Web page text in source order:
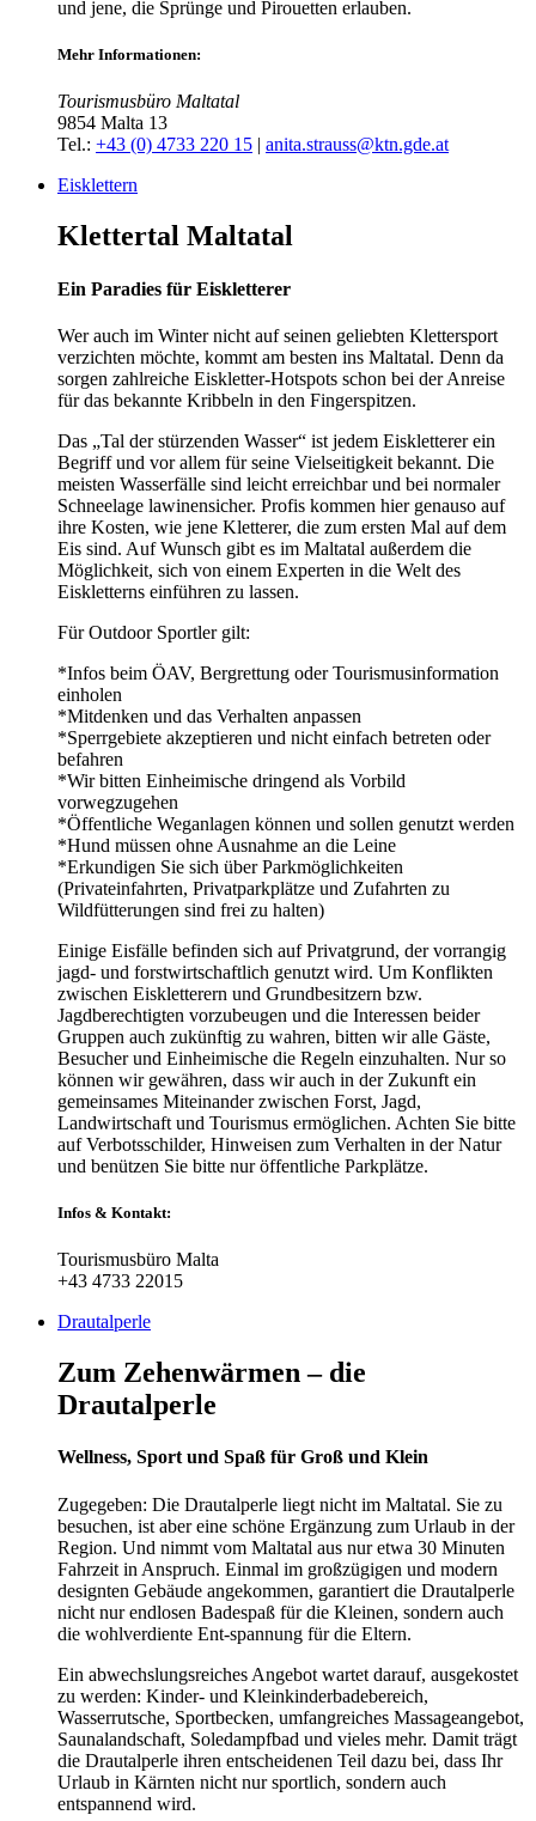
und jene, die Sprünge und Pirouetten erlauben.
Mehr Informationen:
Tourismusbüro Maltatal
9854 Malta 13
Tel.: +43 (0) 4733 220 15 | anita.strauss@ktn.gde.at
Eisklettern
Klettertal Maltatal
Ein Paradies für Eiskletterer
Wer auch im Winter nicht auf seinen geliebten Klettersport
verzichten möchte, kommt am besten ins Maltatal. Denn da
sorgen zahlreiche Eiskletter-Hotspots schon bei der Anreise
für das bekannte Kribbeln in den Fingerspitzen.
Das „Tal der stürzenden Wasser“ ist jedem Eiskletterer ein
Begriff und vor allem für seine Vielseitigkeit bekannt. Die
meisten Wasserfälle sind leicht erreichbar und bei normaler
Schneelage lawinensicher. Profis kommen hier genauso auf
ihre Kosten, wie jene Kletterer, die zum ersten Mal auf dem
Eis sind. Auf Wunsch gibt es im Maltatal außerdem die
Möglichkeit, sich von einem Experten in die Welt des
Eiskletterns einführen zu lassen.
Für Outdoor Sportler gilt:
*Infos beim ÖAV, Bergrettung oder Tourismusinformation
einholen
*Mitdenken und das Verhalten anpassen
*Sperrgebiete akzeptieren und nicht einfach betreten oder
befahren
*Wir bitten Einheimische dringend als Vorbild
vorwegzugehen
*Öffentliche Weganlagen können und sollen genutzt werden
*Hund müssen ohne Ausnahme an die Leine
*Erkundigen Sie sich über Parkmöglichkeiten
(Privateinfahrten, Privatparkplätze und Zufahrten zu
Wildfütterungen sind frei zu halten)
Einige Eisfälle befinden sich auf Privatgrund, der vorrangig
jagd- und forstwirtschaftlich genutzt wird. Um Konflikten
zwischen Eiskletterern und Grundbesitzern bzw.
Jagdberechtigten vorzubeugen und die Interessen beider
Gruppen auch zukünftig zu wahren, bitten wir alle Gäste,
Besucher und Einheimische die Regeln einzuhalten. Nur so
können wir gewähren, dass wir auch in der Zukunft ein
gemeinsames Miteinander zwischen Forst, Jagd,
Landwirtschaft und Tourismus ermöglichen. Achten Sie bitte
auf Verbotsschilder, Hinweisen zum Verhalten in der Natur
und benützen Sie bitte nur öffentliche Parkplätze.
Infos & Kontakt:
Tourismusbüro Malta
+43 4733 22015
Drautalperle
Zum Zehenwärmen – die
Drautalperle
Wellness, Sport und Spaß für Groß und Klein
Zugegeben: Die Drautalperle liegt nicht im Maltatal. Sie zu
besuchen, ist aber eine schöne Ergänzung zum Urlaub in der
Region. Und nimmt vom Maltatal aus nur etwa 30 Minuten
Fahrzeit in Anspruch. Einmal im großzügigen und modern
designten Gebäude angekommen, garantiert die Drautalperle
nicht nur endlosen Badespaß für die Kleinen, sondern auch
die wohlverdiente Ent-spannung für die Eltern.
Ein abwechslungsreiches Angebot wartet darauf, ausgekostet
zu werden: Kinder- und Kleinkinderbadebereich,
Wasserrutsche, Sportbecken, umfangreiches Massageangebot,
Saunalandschaft, Soledampfbad und vieles mehr. Damit trägt
die Drautalperle ihren entscheidenen Teil dazu bei, dass Ihr
Urlaub in Kärnten nicht nur sportlich, sondern auch
entspannend wird.